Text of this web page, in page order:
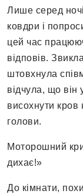
Лише серед
ковдри і
цей час
відповів.
штовхнула
відчула, що він
висохнути кров
голови.
Моторошний
дихає!»
До кімнати,